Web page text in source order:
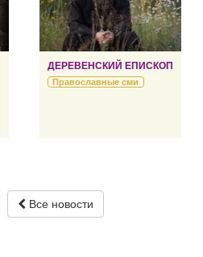
ДЕРЕВЕНСКИЙ ЕПИСКОП
Православные сми
Все новости